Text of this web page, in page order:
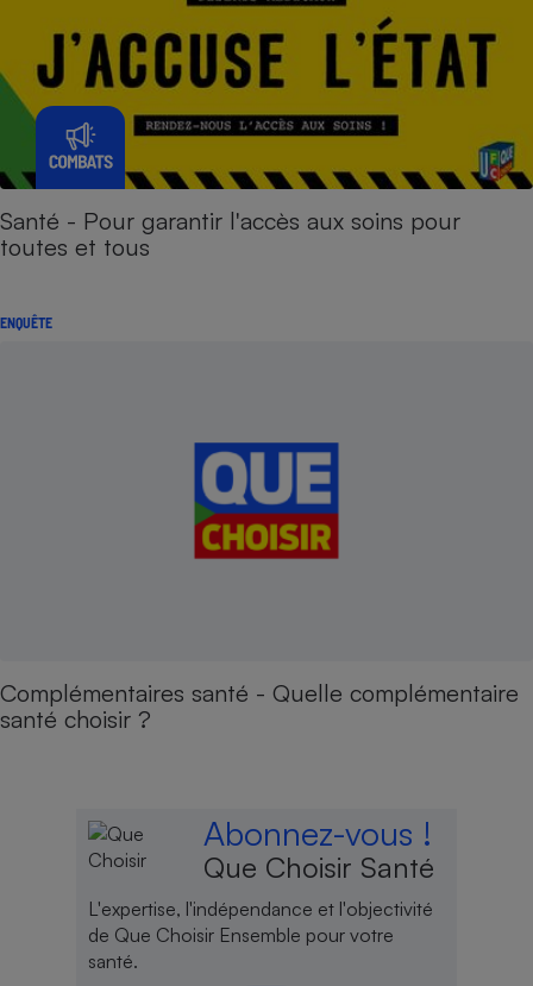
Santé - Pour garantir l'accès aux soins pour
toutes et tous
ENQUÊTE
Complémentaires santé - Quelle complémentaire
santé choisir ?
Abonnez-vous !
Que Choisir Santé
L'expertise, l'indépendance et l'objectivité
de Que Choisir Ensemble pour votre
santé.